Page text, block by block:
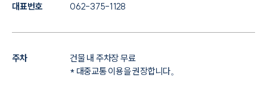
대표번호 062-375-1128
주차
건물 내 주차장 무료
* 대중교통 이용을 권장합니다。